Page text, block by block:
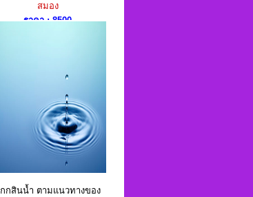
สมอง
ราคา : 8500
กสินน้ำ ตามแนวทางของ